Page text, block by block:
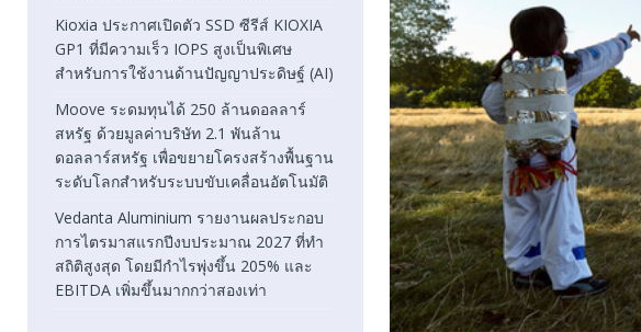
Kioxia ประกาศเปิดตัว SSD ซีรีส์ KIOXIA
GP1 ที่มีความเร็ว IOPS สูงเป็นพิเศษ
สำหรับการใช้งานด้านปัญญาประดิษฐ์ (AI)
Moove ระดมทุนได้ 250 ล้านดอลลาร์
สหรัฐ ด้วยมูลค่าบริษัท 2.1 พันล้าน
ดอลลาร์สหรัฐ เพื่อขยายโครงสร้างพื้นฐาน
ระดับโลกสำหรับระบบขับเคลื่อนอัตโนมัติ
Vedanta Aluminium รายงานผลประกอบ
การไตรมาสแรกปีงบประมาณ 2027 ที่ทำ
สถิติสูงสุด โดยมีกำไรพุ่งขึ้น 205% และ
EBITDA เพิ่มขึ้นมากกว่าสองเท่า